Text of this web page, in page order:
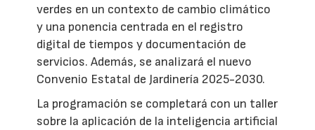
verdes en un contexto de cambio climático
y una ponencia centrada en el registro
digital de tiempos y documentación de
servicios. Además, se analizará el nuevo
Convenio Estatal de Jardinería 2025-2030.
La programación se completará con un taller
sobre la aplicación de la inteligencia artificial